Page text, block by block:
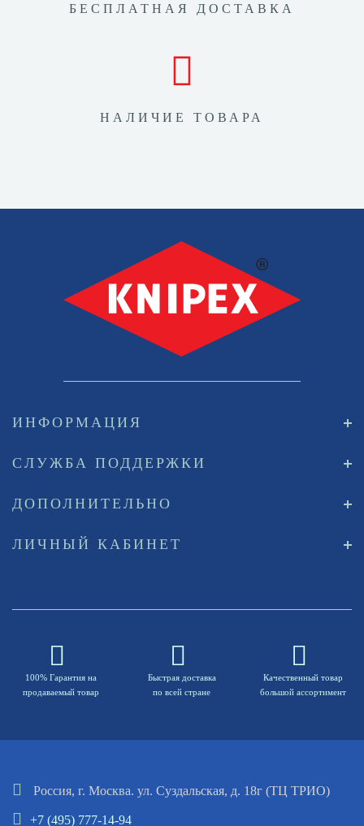
БЕСПЛАТНАЯ ДОСТАВКА
НАЛИЧИЕ ТОВАРА
ИНФОРМАЦИЯ
СЛУЖБА ПОДДЕРЖКИ
ДОПОЛНИТЕЛЬНО
ЛИЧНЫЙ КАБИНЕТ
100% Гарантия на
продаваемый товар
Быстрая доставка
по всей стране
Качественный товар
большой ассортимент
Россия, г. Москва. ул. Суздальская, д. 18г (ТЦ ТРИО)
+7 (495) 777-14-94